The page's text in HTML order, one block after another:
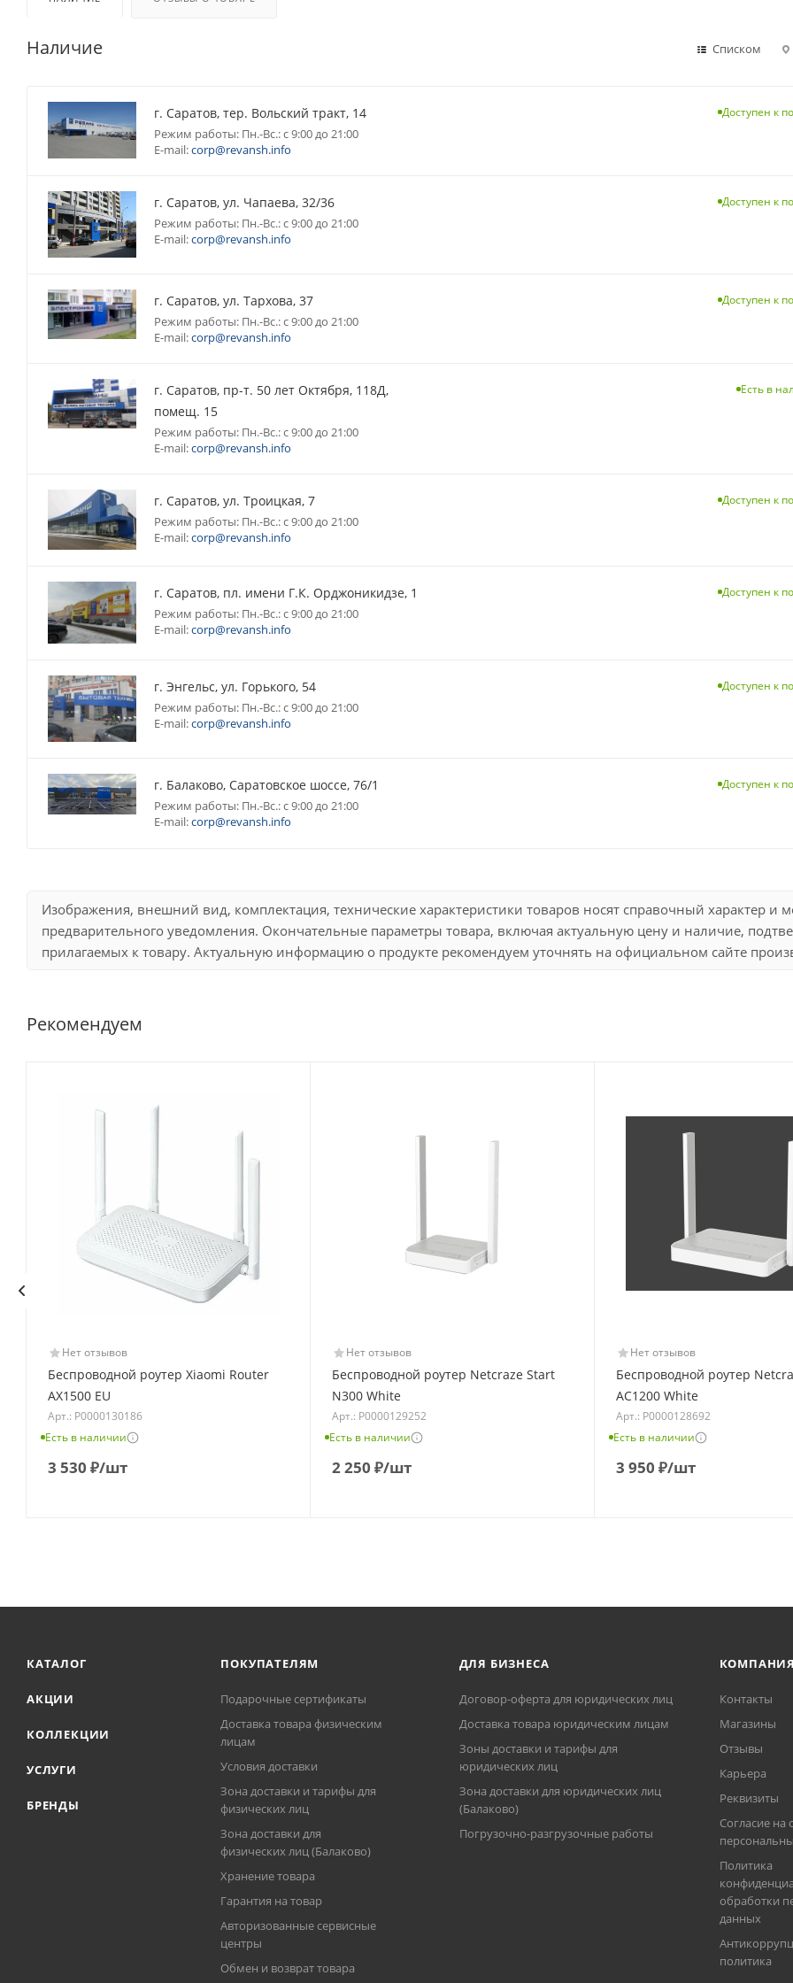
Наличие Списком
г. Саратов, тер. Вольский тракт, 14
Режим работы: Пн.-Вс.: с 9:00 до 21:00
E-mail:corp@revansh.info
Доступен к
г. Саратов, ул. Чапаева, 32/36
Режим работы: Пн.-Вс.: с 9:00 до 21:00
E-mail:corp@revansh.info
Доступен к
г. Саратов, ул. Тархова, 37
Режим работы: Пн.-Вс.: с 9:00 до 21:00
E-mail:corp@revansh.info
Доступен к
г. Саратов, пр-т. 50 лет Октября, 118Д,
помещ. 15
Режим работы: Пн.-Вс.: с 9:00 до 21:00
E-mail:corp@revansh.info
Есть в
г. Саратов, ул. Троицкая, 7
Режим работы: Пн.-Вс.: с 9:00 до 21:00
E-mail:corp@revansh.info
Доступен к
г. Саратов, пл. имени Г.К. Орджоникидзе, 1
Режим работы: Пн.-Вс.: с 9:00 до 21:00
E-mail:corp@revansh.info
Доступен к
г. Энгельс, ул. Горького, 54
Режим работы: Пн.-Вс.: с 9:00 до 21:00
E-mail:corp@revansh.info
Доступен к
г. Балаково, Саратовское шоссе, 76/1
Режим работы: Пн.-Вс.: с 9:00 до 21:00
E-mail:corp@revansh.info
Доступен к
Изображения, внешний вид, комплектация, технические характеристики товаров носят справочный характер и
предварительного уведомления. Окончательные параметры товара, включая актуальную цену и наличие,
прилагаемых к товару. Актуальную информацию о продукте рекомендуем уточнять на официальном сайте
Рекомендуем
Нет отзывов
Беспроводной роутер Xiaomi Router
AX1500 EU
Арт.: Р0000130186
Есть в наличии
3 530 ₽/шт
Нет отзывов
Беспроводной роутер Netcraze Start
N300 White
Арт.: Р0000129252
Есть в наличии
2 250 ₽/шт
Нет отзывов
Беспроводной роутер
AC1200 White
Арт.: Р0000128692
Есть в наличии
3 950 ₽/шт
КАТАЛОГ
АКЦИИ
КОЛЛЕКЦИИ
УСЛУГИ
БРЕНДЫ
ПОКУПАТЕЛЯМ
Подарочные сертификаты
Доставка товара физическим
лицам
Условия доставки
Зона доставки и тарифы для
физических лиц
Зона доставки для
физических лиц (Балаково)
Хранение товара
Гарантия на товар
Авторизованные сервисные
центры
Обмен и возврат товара
ДЛЯ БИЗНЕСА
Договор-оферта для юридических лиц
Доставка товара юридическим лицам
Зоны доставки и тарифы для
юридических лиц
Зона доставки для юридических лиц
(Балаково)
Погрузочно-разгрузочные работы
КОМПАНИЯ
Контакты
Магазины
Отзывы
Карьера
Реквизиты
Согласие на
Политика
обработки
данных
политика